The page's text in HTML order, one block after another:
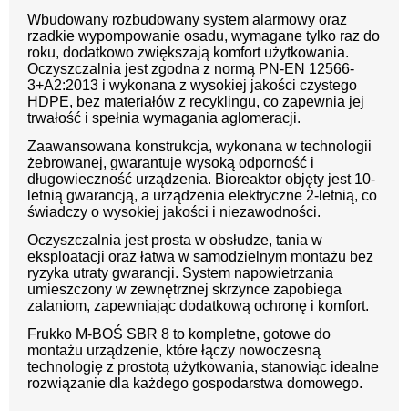
Wbudowany rozbudowany system alarmowy oraz
rzadkie wypompowanie osadu, wymagane tylko raz do
roku, dodatkowo zwiększają komfort użytkowania.
Oczyszczalnia jest zgodna z normą PN-EN 12566-
3+A2:2013 i wykonana z wysokiej jakości czystego
HDPE, bez materiałów z recyklingu, co zapewnia jej
trwałość i spełnia wymagania aglomeracji.
Zaawansowana konstrukcja, wykonana w technologii
żebrowanej, gwarantuje wysoką odporność i
długowieczność urządzenia. Bioreaktor objęty jest 10-
letnią gwarancją, a urządzenia elektryczne 2-letnią, co
świadczy o wysokiej jakości i niezawodności.
Oczyszczalnia jest prosta w obsłudze, tania w
eksploatacji oraz łatwa w samodzielnym montażu bez
ryzyka utraty gwarancji. System napowietrzania
umieszczony w zewnętrznej skrzynce zapobiega
zalaniom, zapewniając dodatkową ochronę i komfort.
Frukko M-BOŚ SBR 8 to kompletne, gotowe do
montażu urządzenie, które łączy nowoczesną
technologię z prostotą użytkowania, stanowiąc idealne
rozwiązanie dla każdego gospodarstwa domowego.